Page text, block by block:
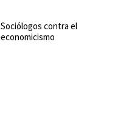
Sociólogos contra el
economicismo